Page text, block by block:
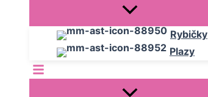
Rybičky
Plazy